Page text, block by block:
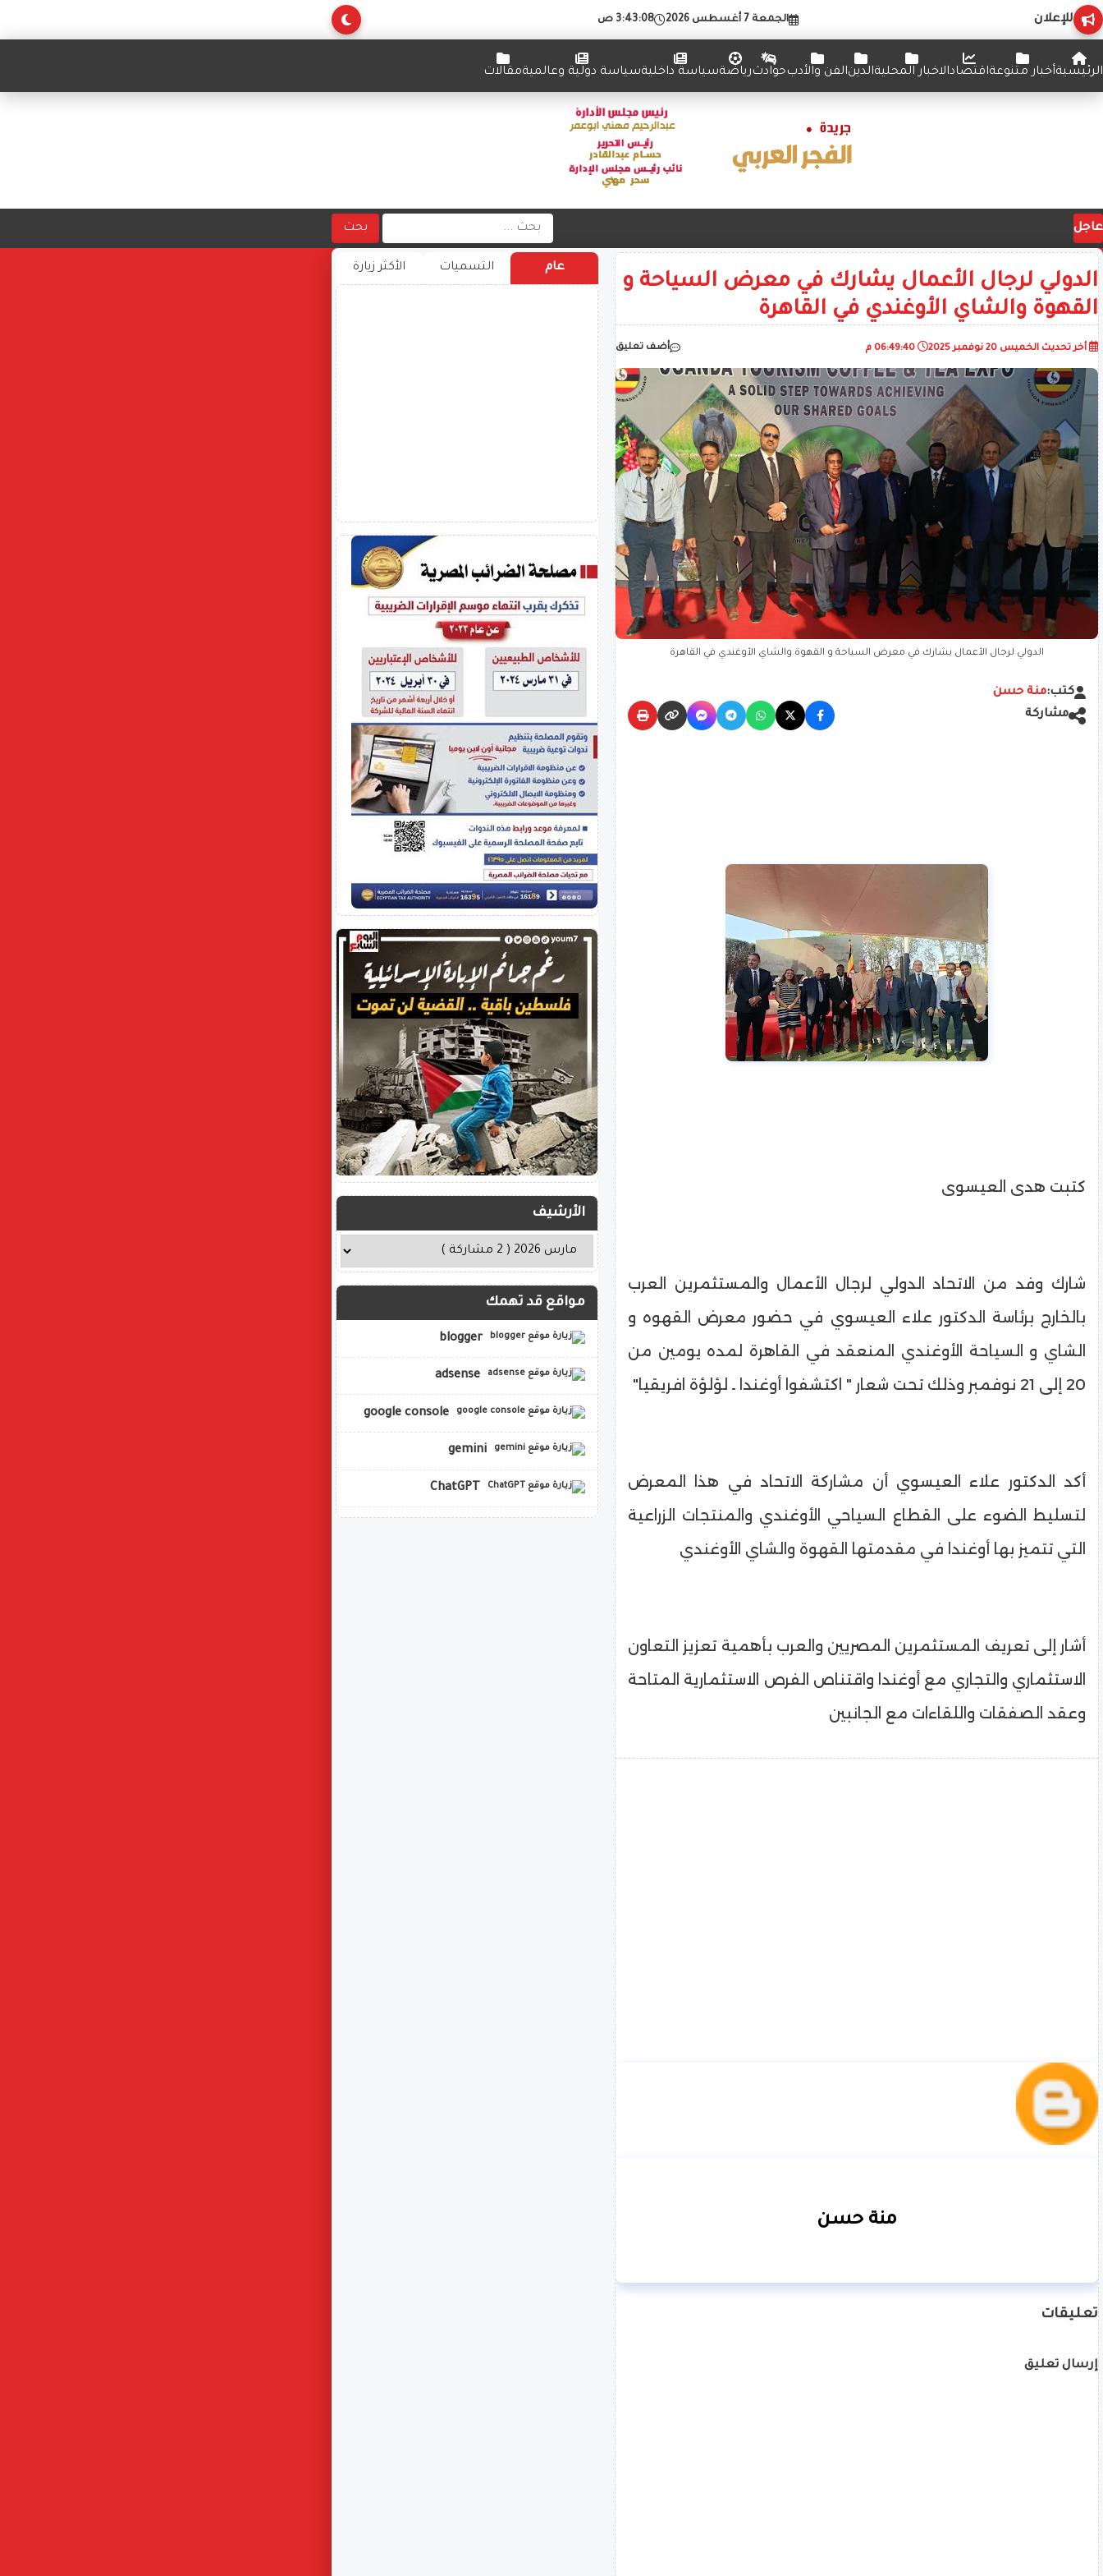
للإعلان الجمعة 7 أغسطس 2026 3:43:08 ص
الرئيسيةأخبار متنوعةاقتصادالاخبار المحليةالدينالفن والأدبحوادثرياضةسياسة داخليةسياسة دولية وعالميةمقالات
عاجل بحث
الدولي لرجال الأعمال يشارك في معرض السياحة و
القهوة والشاي الأوغندي في القاهرة
أخر تحديث الخميس 20 نوفمبر 2025 أضف تعليق
الدولي لرجال الأعمال يشارك في معرض السياحة و القهوة والشاي الأوغندي في القاهرة
كتب:منة حسن
مشاركة
كتبت هدى العيسوى
شارك وفد من الاتحاد الدولي لرجال الأعمال والمستثمرين العرب
بالخارج برئاسة الدكتور علاء العيسوي في حضور معرض القهوه و
الشاي و السياحة الأوغندي المنعقد في القاهرة لمده يومين من
20 إلى 21 نوفمبر وذلك تحت شعار " اكتشفوا أوغندا ـ لؤلؤة افريقيا"
أكد الدكتور علاء العيسوي أن مشاركة الاتحاد في هذا المعرض
لتسليط الضوء على القطاع السياحي الأوغندي والمنتجات الزراعية
التي تتميز بها أوغندا في مقدمتها القهوة والشاي الأوغندي
أشار إلى تعريف المستثمرين المصريين والعرب بأهمية تعزيز التعاون
الاستثماري والتجاري مع أوغندا واقتناص الفرص الاستثمارية المتاحة
وعقد الصفقات واللقاءات مع الجانبين
منة حسن
تعليقات
إرسال تعليق
عام التسميات الأكثر زيارة
الأرشيف
مواقع قد تهمك
blogger